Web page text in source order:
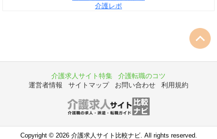
介護レポ
介護求人サイト特集
介護転職のコツ
運営者情報
サイトマップ お問い合わせ 利用規約
Copyright © 2026 介護求人サイト比較ナビ. All rights reserved.